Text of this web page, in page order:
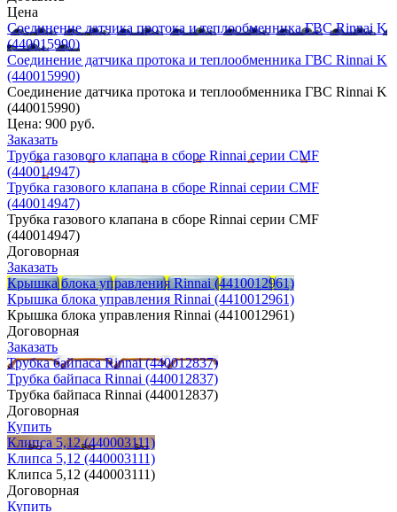
Цена
Соединение датчика протока и теплообменника ГВС Rinnai K
(440015990)
Соединение датчика протока и теплообменника ГВС Rinnai K
(440015990)
Соединение датчика протока и теплообменника ГВС Rinnai K
(440015990)
Цена: 900 руб.
Заказать
Трубка газового клапана в сборе Rinnai серии CMF
(440014947)
Трубка газового клапана в сборе Rinnai серии CMF
(440014947)
Трубка газового клапана в сборе Rinnai серии CMF
(440014947)
Договорная
Заказать
Крышка блока управления Rinnai (4410012961)
Крышка блока управления Rinnai (4410012961)
Крышка блока управления Rinnai (4410012961)
Договорная
Заказать
Трубка байпаса Rinnai (440012837)
Трубка байпаса Rinnai (440012837)
Трубка байпаса Rinnai (440012837)
Договорная
Купить
Клипса 5,12 (440003111)
Клипса 5,12 (440003111)
Клипса 5,12 (440003111)
Договорная
Купить